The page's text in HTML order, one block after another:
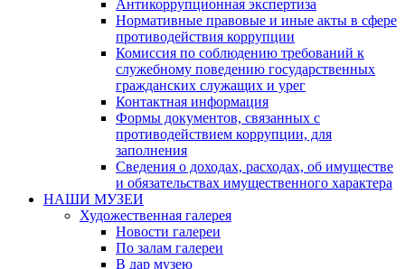
Антикоррупционная экспертиза
Нормативные правовые и иные акты в сфере
противодействия коррупции
Комиссия по соблюдению требований к
служебному поведению государственных
гражданских служащих и урег
Контактная информация
Формы документов, связанных с
противодействием коррупции, для
заполнения
Сведения о доходах, расходах, об имуществе
и обязательствах имущественного характера
НАШИ МУЗЕИ
Художественная галерея
Новости галереи
По залам галереи
В дар музею